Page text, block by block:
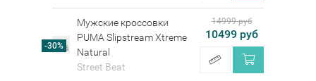
-30%
Мужские кроссовки
PUMA Slipstream Xtreme
Natural
Street Beat
14999 руб
10499 руб